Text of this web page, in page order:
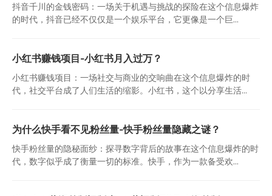
抖音千川的金钱密码：一场关于机遇与挑战的探险在这个信息爆炸
的时代，抖音已经不仅仅是一个娱乐平台，它更像是一个巨...
小红书赚钱项目-小红书月入过万？
小红书赚钱项目：一场社交与商业的交响曲在这个信息爆炸的时
代，社交平台成了人们生活的缩影。小红书，这个以分享生活...
为什么快手看不见粉丝量-快手粉丝量隐藏之谜？
快手粉丝量的隐秘面纱：探寻数字背后的故事在这个信息爆炸的时
代，数字似乎成了衡量一切的标准。快手，作为一款备受欢...